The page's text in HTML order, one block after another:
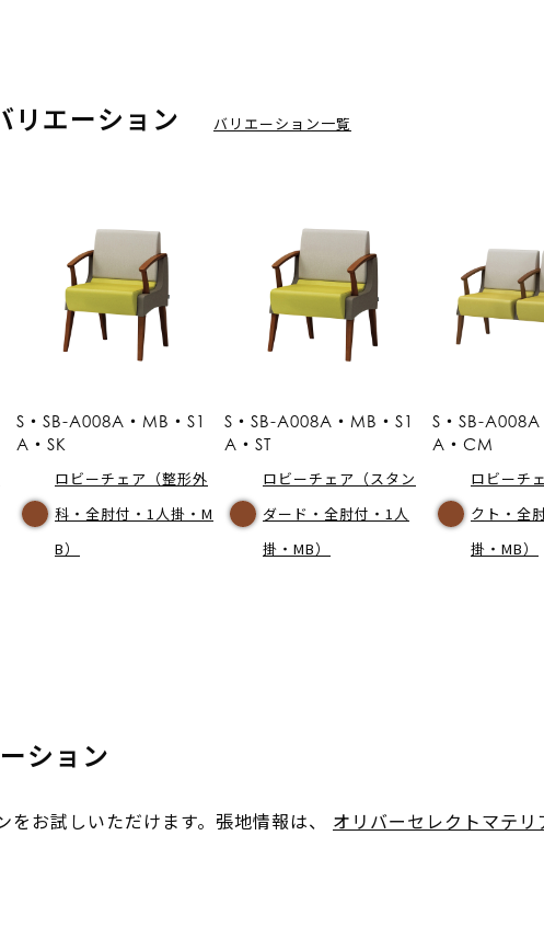
リエーション バリエーション一覧
S・SB-A008A・MB・S1
A・SK
ロビーチェア（整形外
科・全肘付・1人掛・M
B）
S・SB-A008A・MB・S1
A・ST
ロビーチェア（スタン
ダード・全肘付・1人
掛・MB）
S・SB-
A・CM
ロビーチ
クト・全
掛・MB）
ション
をお試しいただけます。張地情報は、 オリバーセレクトマテリ